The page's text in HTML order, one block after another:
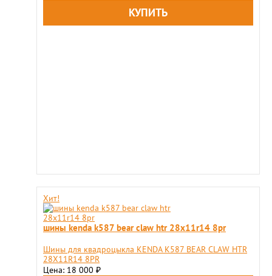
Хит!
шины kenda k587 bear claw htr 28x11r14 8pr
Шины для квадроцыкла KENDA K587 BEAR CLAW HTR
28X11R14 8PR
Цена: 18 000 ₽